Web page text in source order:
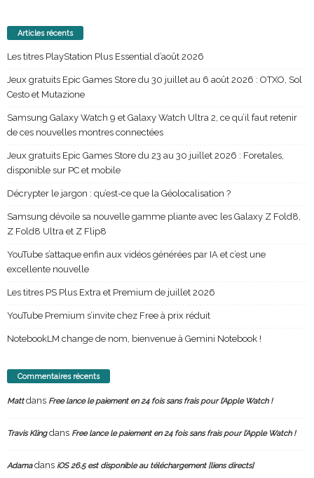
Articles récents
Les titres PlayStation Plus Essential d’août 2026
Jeux gratuits Epic Games Store du 30 juillet au 6 août 2026 : OTXO, Sol
Cesto et Mutazione
Samsung Galaxy Watch 9 et Galaxy Watch Ultra 2, ce qu’il faut retenir
de ces nouvelles montres connectées
Jeux gratuits Epic Games Store du 23 au 30 juillet 2026 : Foretales,
disponible sur PC et mobile
Décrypter le jargon : qu’est-ce que la Géolocalisation ?
Samsung dévoile sa nouvelle gamme pliante avec les Galaxy Z Fold8,
Z Fold8 Ultra et Z Flip8
YouTube s’attaque enfin aux vidéos générées par IA et c’est une
excellente nouvelle
Les titres PS Plus Extra et Premium de juillet 2026
YouTube Premium s’invite chez Free à prix réduit
NotebookLM change de nom, bienvenue à Gemini Notebook !
Commentaires récents
Mattdans Free lance le paiement en 24 fois sans frais pour l’Apple Watch !
Travis Klingdans Free lance le paiement en 24 fois sans frais pour l’Apple Watch !
Adamadans iOS 26.5 est disponible au téléchargement [liens directs]